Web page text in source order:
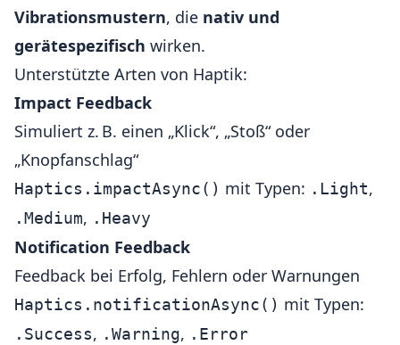
Vibrationsmustern, die nativ und
gerätespezifisch wirken.
Unterstützte Arten von Haptik:
Impact Feedback
Simuliert z. B. einen „Klick“, „Stoß“ oder
„Knopfanschlag“
Haptics.impactAsync() mit Typen: .Light,
.Medium, .Heavy
Notification Feedback
Feedback bei Erfolg, Fehlern oder Warnungen
Haptics.notificationAsync() mit Typen:
.Success, .Warning, .Error